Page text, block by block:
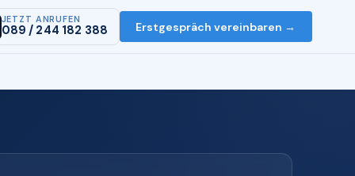
JETZT ANRUFEN
089 / 244 182 388 Erstgespräch vereinbaren →